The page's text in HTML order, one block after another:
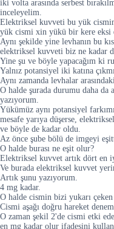
iki volta arasında serbest
inceleyelim.
Elektriksel kuvveti bu yük
yük cismi xin yükü bir kere eksi
Aynı şekilde yine levhanın bu
elektriksel kuvveti biz ne kadar
Yine şu ve böyle yapacağım ki
Yalnız potansiyel iki katına
Aynı zamanda levhalar
O halde şurada durumu daha
yazıyorum.
Yükümüz aynı potansiyel
mesafe yarıya düşerse,
ve böyle de kadar oldu.
Az önce şube bölü de imgeyi
O halde burası ne eşit olur?
Elektriksel kuvvet artık dört en
Ve burada elektriksel kuvvet
Artık şunu yazıyorum.
4 mg kadar.
O halde cismin bizi yukarı
Cismi aşağı doğru hareket
O zaman şekil 2'de cismi etki
en mg kadar olur ifadesini